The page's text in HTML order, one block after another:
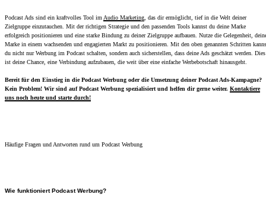
Podcast Ads sind ein kraftvolles Tool im Audio Marketing , das dir ermöglicht, tief in die Welt deiner
Zielgruppe einzutauchen. Mit der richtigen Strategie und den passenden Tools kannst du deine Marke
erfolgreich positionieren und eine starke Bindung zu deiner Zielgruppe aufbauen. Nutze die Gelegenheit,
Marke in einem wachsenden und engagierten Markt zu positionieren. Mit den oben genannten Schritten
du nicht nur Werbung im Podcast schalten, sondern auch sicherstellen, dass deine Ads geschätzt werden. Dies
ist deine Chance, eine Verbindung aufzubauen, die weit über eine einfache Werbebotschaft hinausgeht.
Bereit für den Einstieg in die Podcast Werbung oder die Umsetzung deiner Podcast Ads-Kampagne?
Kein Problem! Wir sind auf Podcast Werbung spezialisiert und helfen dir gerne weiter. Kontaktiere
uns noch heute und starte durch!
Häufige Fragen und Antworten rund um Podcast Werbung
Wie funktioniert Podcast Werbung?